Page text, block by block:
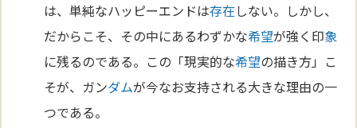
は、単純なハッピーエンドは存在しない。しかし、
だからこそ、その中にあるわずかな希望が強く印象
に残るのである。この「現実的な希望の描き方」こ
そが、ガンダムが今なお支持される大きな理由の一
つである。